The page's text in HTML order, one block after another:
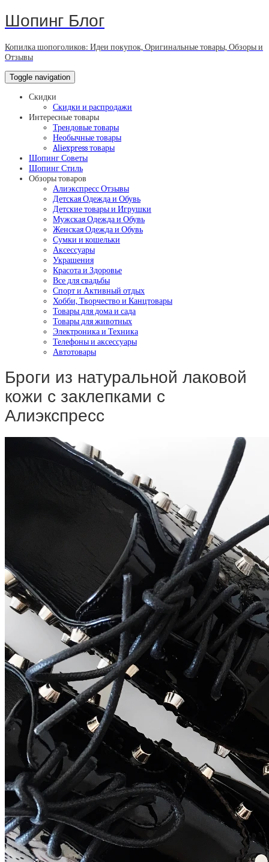
Шопинг Блог
Копилка шопоголиков: Идеи покупок, Оригинальные товары, Обзоры и
Отзывы
Toggle navigation
Скидки
Скидки и распродажи
Интересные товары
Трендовые товары
Необычные товары
Aliexpress товары
Шопинг Советы
Шопинг Стиль
Обзоры товаров
Алиэкспресс Отзывы
Детская Одежда и Обувь
Детские товары и Игрушки
Мужская Одежда и Обувь
Женская Одежда и Обувь
Сумки и кошельки
Аксессуары
Украшения
Красота и Здоровье
Все для свадьбы
Спорт и Активный отдых
Хобби, Творчество и Канцтовары
Товары для дома и сада
Товары для животных
Электроника и Техника
Телефоны и аксессуары
Автотовары
Броги из натуральной лаковой
кожи с заклепками с
Алиэкспресс